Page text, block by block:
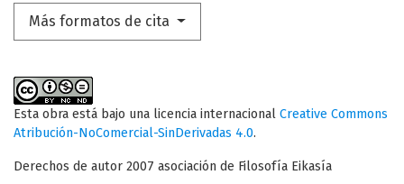
Más formatos de cita
Esta obra está bajo una licencia internacional Creative Commons
Atribución-NoComercial-SinDerivadas 4.0.
Derechos de autor 2007 asociación de Filosofía Eikasía